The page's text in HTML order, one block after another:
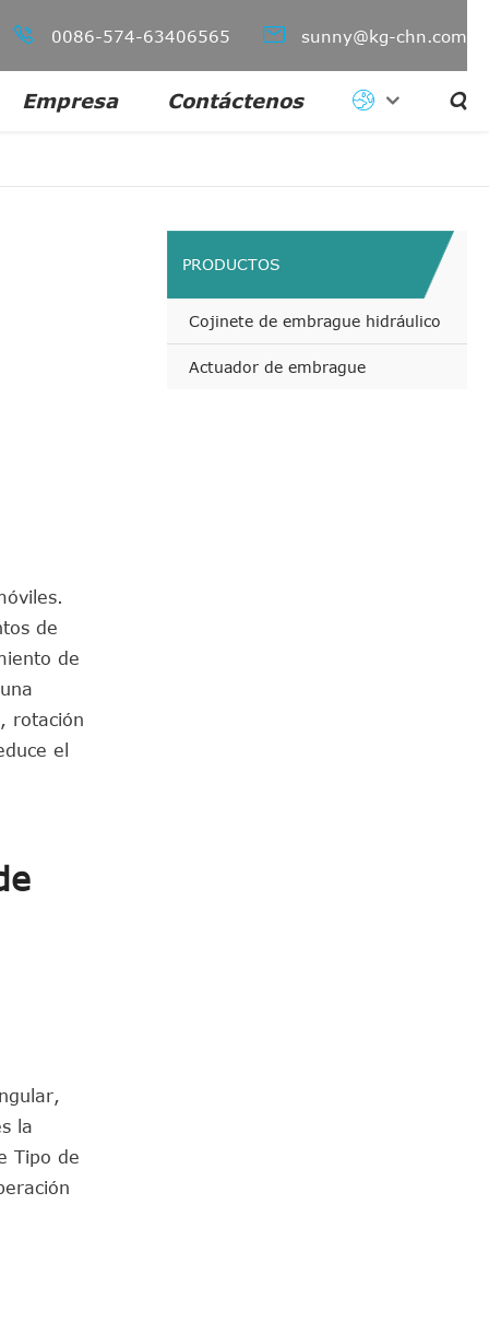
 0086-574-63406565  sunny@kg-chn.com
Empresa Contáctenos 
de
de
rotación
el
la
Tipo de
PRODUCTOS
Cojinete de embrague hidráulico
Actuador de embrague